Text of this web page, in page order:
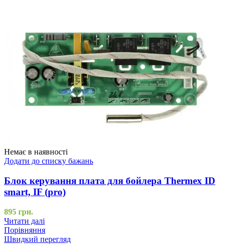
Немає в наявності
Додати до списку бажань
Блок керування плата для бойлера Thermex ID
smart, IF (pro)
895 грн.
Читати далі
Порівняння
Швидкий перегляд